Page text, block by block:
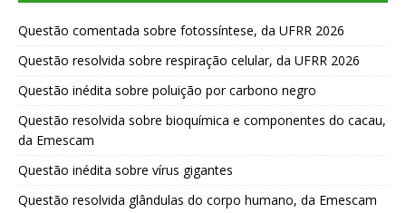
Questão comentada sobre fotossíntese, da UFRR 2026
Questão resolvida sobre respiração celular, da UFRR 2026
Questão inédita sobre poluição por carbono negro
Questão resolvida sobre bioquímica e componentes do cacau,
da Emescam
Questão inédita sobre vírus gigantes
Questão resolvida glândulas do corpo humano, da Emescam